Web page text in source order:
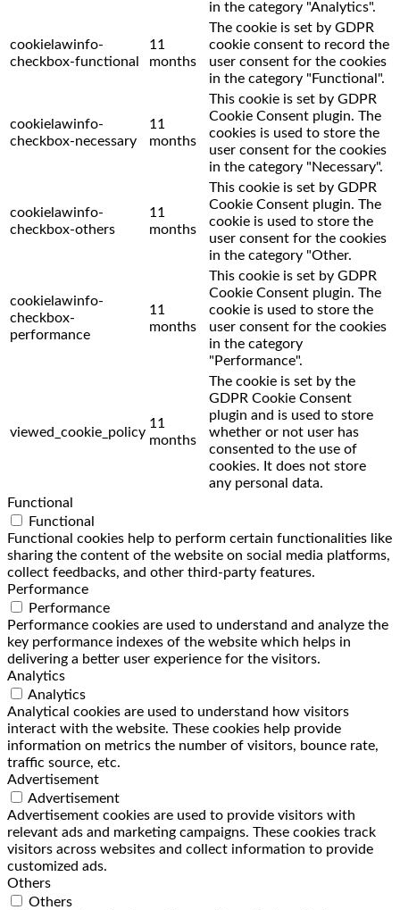
in the category "Analytics".
cookielawinfo-
checkbox-functional
11
months
The cookie is set by GDPR
cookie consent to record the
user consent for the cookies
in the category "Functional".
cookielawinfo-
checkbox-necessary
11
months
This cookie is set by GDPR
Cookie Consent plugin. The
cookies is used to store the
user consent for the cookies
in the category "Necessary".
cookielawinfo-
checkbox-others
11
months
This cookie is set by GDPR
Cookie Consent plugin. The
cookie is used to store the
user consent for the cookies
in the category "Other.
cookielawinfo-
checkbox-
performance
11
months
This cookie is set by GDPR
Cookie Consent plugin. The
cookie is used to store the
user consent for the cookies
in the category
"Performance".
viewed_cookie_policy
11
months
The cookie is set by the
GDPR Cookie Consent
plugin and is used to store
whether or not user has
consented to the use of
cookies. It does not store
any personal data.
Functional
Functional
Functional cookies help to perform certain functionalities like
sharing the content of the website on social media platforms,
collect feedbacks, and other third-party features.
Performance
Performance
Performance cookies are used to understand and analyze the
key performance indexes of the website which helps in
delivering a better user experience for the visitors.
Analytics
Analytics
Analytical cookies are used to understand how visitors
interact with the website. These cookies help provide
information on metrics the number of visitors, bounce rate,
traffic source, etc.
Advertisement
Advertisement
Advertisement cookies are used to provide visitors with
relevant ads and marketing campaigns. These cookies track
visitors across websites and collect information to provide
customized ads.
Others
Others